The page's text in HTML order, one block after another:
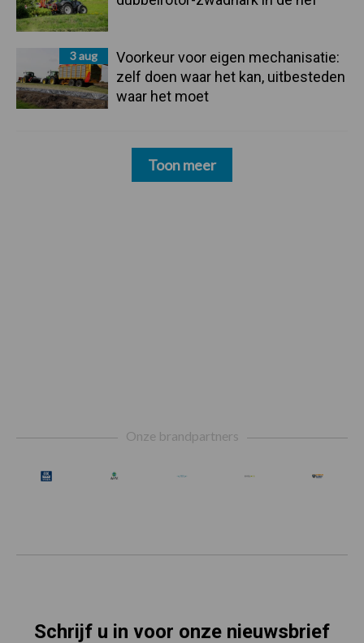
3 aug
Voorkeur voor eigen mechanisatie:
zelf doen waar het kan, uitbesteden
waar het moet
Toon meer
Onze brandpartners
Schrijf u in voor onze nieuwsbrief